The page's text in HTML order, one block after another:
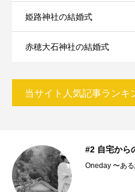
姫路神社の結婚式
赤穂大石神社の結婚式
当サイト人気記事ランキ
#2 自宅から
Oneday 〜あ